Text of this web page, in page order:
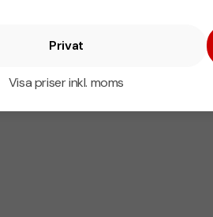
Privat
Visa priser inkl. moms